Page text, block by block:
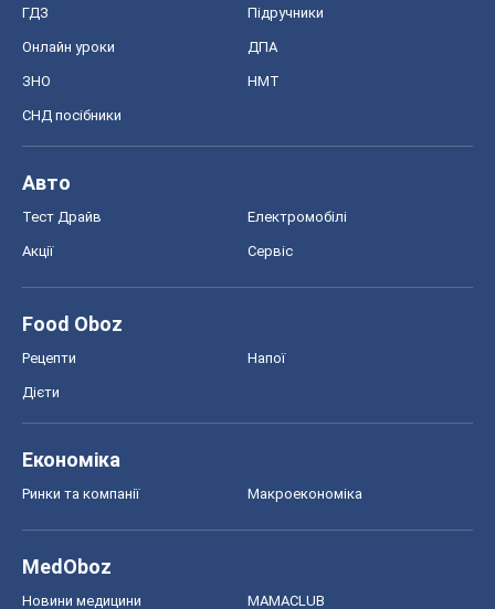
ГДЗ Підручники
Онлайн уроки ДПА
ЗНО НМТ
СНД посібники
Авто
Тест Драйв Електромобілі
Акції Сервіс
Food Oboz
Рецепти Напої
Дієти
Економіка
Ринки та компанії Макроекономіка
MedOboz
Новини медицини MAMACLUB